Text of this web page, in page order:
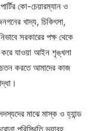
কো-চেয়ারম্যান ও
খাদ্য, চিকিৎসা,
সরকারের পক্ষ থেকে
করে যাওয়া আইন শৃঙ্খলা
করতে আমাদের কাজ
মাঝে মাস্ক ও হ্যান্ড